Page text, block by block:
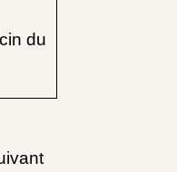
du